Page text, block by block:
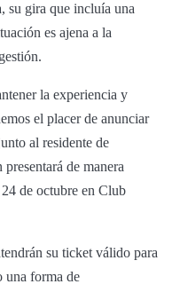
su gira que incluía una
es ajena a la
la experiencia y
el placer de anunciar
al residente de
de manera
de octubre en Club
su ticket válido para
una forma de